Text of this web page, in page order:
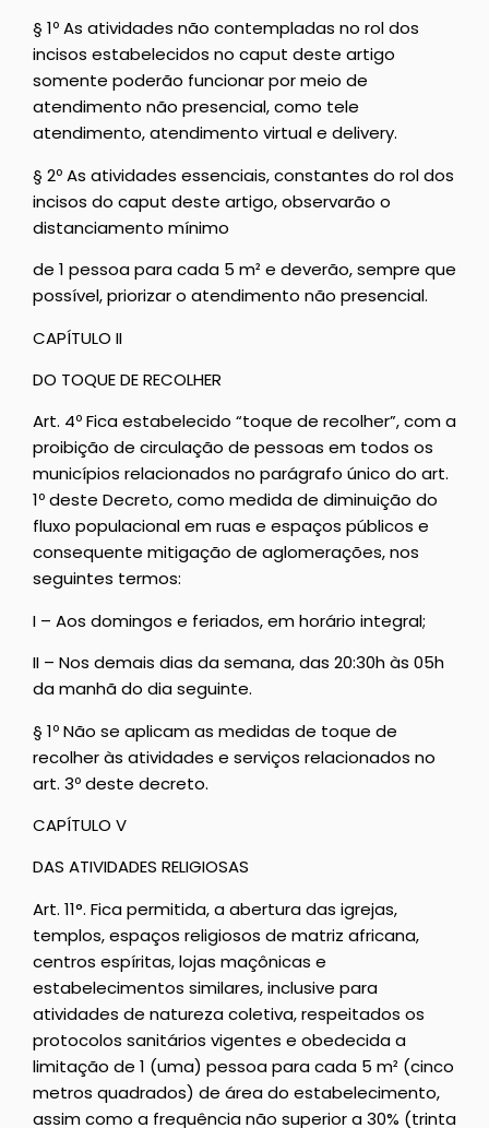
§ 1º As atividades não contempladas no rol dos
incisos estabelecidos no caput deste artigo
somente poderão funcionar por meio de
atendimento não presencial, como tele
atendimento, atendimento virtual e delivery.
§ 2º As atividades essenciais, constantes do rol dos
incisos do caput deste artigo, observarão o
distanciamento mínimo
de 1 pessoa para cada 5 m² e deverão, sempre que
possível, priorizar o atendimento não presencial.
CAPÍTULO II
DO TOQUE DE RECOLHER
Art. 4º Fica estabelecido “toque de recolher”, com a
proibição de circulação de pessoas em todos os
municípios relacionados no parágrafo único do art.
1º deste Decreto, como medida de diminuição do
fluxo populacional em ruas e espaços públicos e
consequente mitigação de aglomerações, nos
seguintes termos:
I – Aos domingos e feriados, em horário integral;
II – Nos demais dias da semana, das 20:30h às 05h
da manhã do dia seguinte.
§ 1º Não se aplicam as medidas de toque de
recolher às atividades e serviços relacionados no
art. 3º deste decreto.
CAPÍTULO V
DAS ATIVIDADES RELIGIOSAS
Art. 11°. Fica permitida, a abertura das igrejas,
templos, espaços religiosos de matriz africana,
centros espíritas, lojas maçônicas e
estabelecimentos similares, inclusive para
atividades de natureza coletiva, respeitados os
protocolos sanitários vigentes e obedecida a
limitação de 1 (uma) pessoa para cada 5 m² (cinco
metros quadrados) de área do estabelecimento,
assim como a frequência não superior a 30% (trinta